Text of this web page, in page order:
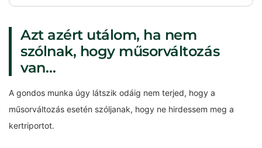
Azt azért utálom, ha nem
szólnak, hogy műsorváltozás
van…
A gondos munka úgy látszik odáig nem terjed, hogy a
műsorváltozás esetén szóljanak, hogy ne hirdessem meg a
kertriportot.